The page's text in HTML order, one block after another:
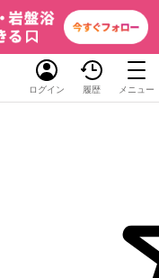
ログイン 履歴 メニュー